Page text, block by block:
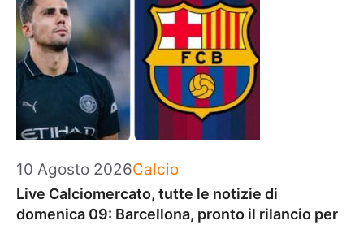
10 Agosto 2026Categorie
Calcio
Live Calciomercato, tutte le notizie di
domenica 09: Barcellona, pronto il rilancio per